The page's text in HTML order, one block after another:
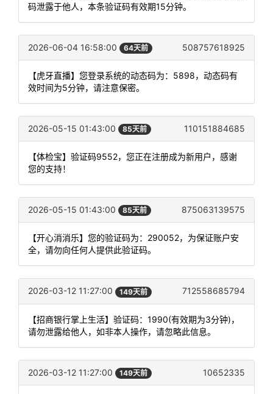
码泄露于他人，本条验证码有效期15分钟。
2026-06-04 16:58:00 64天前 508757618925
【虎牙直播】您登录系统的动态码为：5898，动态码有
效时间为5分钟，请注意保密。
2026-05-15 01:43:00 85天前 110151884685
【体检宝】验证码9552，您正在注册成为新用户，感谢
您的支持！
2026-05-15 01:43:00 85天前 875063139575
【开心消消乐】您的验证码为：290052，为保证账户安
全，请勿向任何人提供此验证码。
2026-03-12 11:27:00 149天前 712558685794
【招商银行掌上生活】验证码：1990(有效期为3分钟)，
请勿泄露给他人，如非本人操作，请忽略此信息。
2026-03-12 11:27:00 149天前 10652335